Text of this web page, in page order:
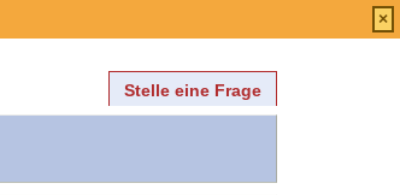
Stelle eine Frage
×